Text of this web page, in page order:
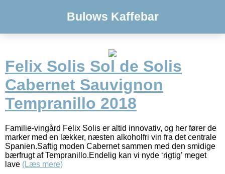
Bulows Kaffebar
Felix Solis Sol de Solis
Cabernet Sauvignon
Tempranillo 2018
Familie-vingård Felix Solis er altid innovativ, og her fører de
marker med en lækker, næsten alkoholfri vin fra det centrale
Spanien.Saftig moden Cabernet sammen med den smidige
bærfrugt af Tempranillo.Endelig kan vi nyde ‘rigtig’ meget
lave (Læs mere)